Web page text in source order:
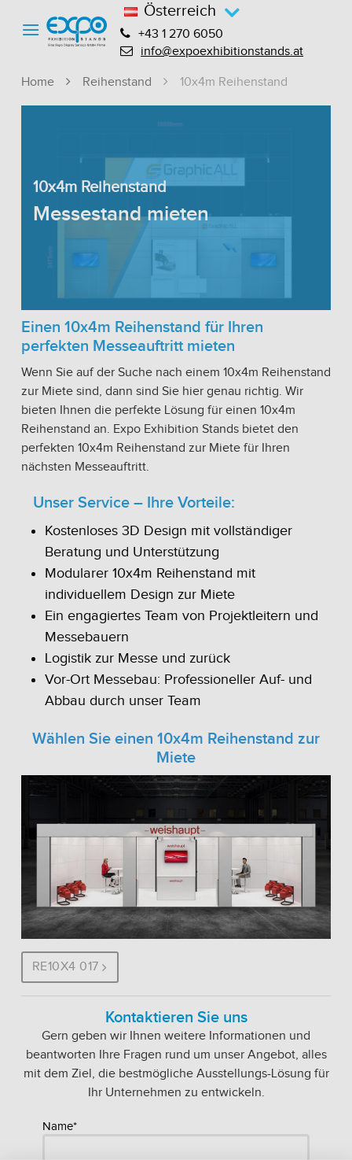
Österreich
+43 1 270 6050
info@expoexhibitionstands.at
Home Reihenstand 10x4m Reihenstand
10x4m Reihenstand
Messestand mieten
Einen 10x4m Reihenstand für Ihren
perfekten Messeauftritt mieten
Wenn Sie auf der Suche nach einem 10x4m Reihenstand
zur Miete sind, dann sind Sie hier genau richtig. Wir
bieten Ihnen die perfekte Lösung für einen 10x4m
Reihenstand an. Expo Exhibition Stands bietet den
perfekten 10x4m Reihenstand zur Miete für Ihren
nächsten Messeauftritt.
Unser Service – Ihre Vorteile:
Kostenloses 3D Design mit vollständiger
Beratung und Unterstützung
Modularer 10x4m Reihenstand mit
individuellem Design zur Miete
Ein engagiertes Team von Projektleitern und
Messebauern
Logistik zur Messe und zurück
Vor-Ort Messebau: Professioneller Auf- und
Abbau durch unser Team
Wählen Sie einen 10x4m Reihenstand zur
Miete
RE10X4 017
Kontaktieren Sie uns
Gern geben wir Ihnen weitere Informationen und
beantworten Ihre Fragen rund um unser Angebot, alles
mit dem Ziel, die bestmögliche Ausstellungs-Lösung für
Ihr Unternehmen zu entwickeln.
Name*